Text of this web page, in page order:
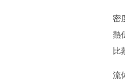
密
熱
比
流